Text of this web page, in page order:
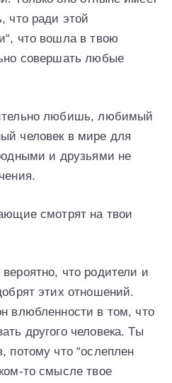
что ради этой
что вошла в твою
совершать любые
любишь, любимый
человек в мире для
и друзьями не
смотрят на твои
что родители и
этих отношений.
влюбленности в том, что
другого человека. Ты
потому что “ослеплен
то смысле твое